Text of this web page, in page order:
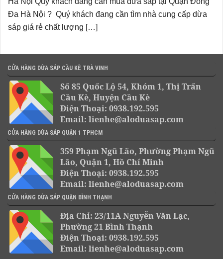
Đa Hà Nội ? Quý khách đang cần tìm nhà cung cấp dừa
sáp giá rẻ chất lượng […]
CỬA HÀNG DỪA SÁP CẦU KÈ TRÀ VINH
Số 85 Quốc Lộ 54, Khóm 1, Thị Trấn
Cầu Kè, Huyện Cầu Kè
Điện Thoại: 0938.192.595
Email: lienhe@aloduasap.com
CỬA HÀNG DỪA SÁP QUẬN 1 TPHCM
359 Phạm Ngũ Lão, Phường Phạm Ngũ
Lão, Quận 1, Hồ Chí Minh
Điện Thoại: 0938.192.595
Email: lienhe@aloduasap.com
CỬA HÀNG DỪA SÁP QUẬN BÌNH THẠNH
Địa Chỉ: 23/11A Nguyễn Văn Lạc,
Phường 21 Bình Thạnh
Điện Thoại: 0938.192.595
Email: lienhe@aloduasap.com